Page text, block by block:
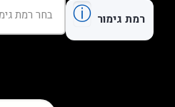
רמת גימור ⓘ